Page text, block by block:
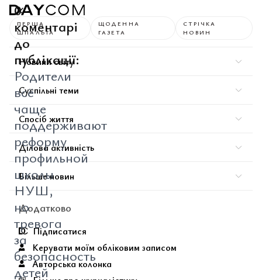
0
коментарі
до
публікації:
Родители
всё
чаще
поддерживают
реформу
профильной
школы
НУШ,
но
тревога
за
безопасность
детей
ПЕРША
ШПАЛЬТА
ЩОДЕННА
ГАЗЕТА
СТРІЧКА
НОВИН
Новини світу
Суспільні теми
Спосіб життя
Ділова активність
Більше новин
Додатково
Підписатися
Керувати моїм обліковим записом
Авторська колонка